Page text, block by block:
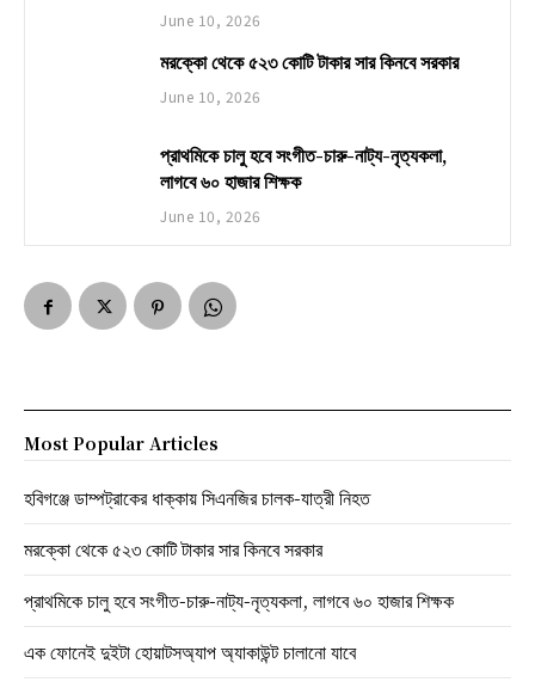
June 10, 2026
মরক্কো থেকে ৫২৩ কোটি টাকার সার কিনবে সরকার
June 10, 2026
প্রাথমিকে চালু হবে সংগীত-চারু-নাট্য-নৃত্যকলা,
লাগবে ৬০ হাজার শিক্ষক
June 10, 2026
Most Popular Articles
হবিগঞ্জে ডাম্পট্রাকের ধাক্কায় সিএনজির চালক-যাত্রী নিহত
মরক্কো থেকে ৫২৩ কোটি টাকার সার কিনবে সরকার
প্রাথমিকে চালু হবে সংগীত-চারু-নাট্য-নৃত্যকলা, লাগবে ৬০ হাজার শিক্ষক
এক ফোনেই দুইটা হোয়াটসঅ্যাপ অ্যাকাউন্ট চালানো যাবে